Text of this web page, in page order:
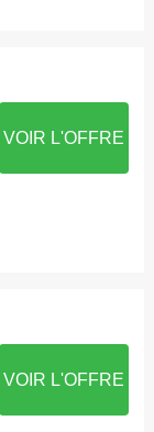
VOIR L'OFFRE
VOIR L'OFFRE